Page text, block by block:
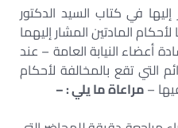
إليها في كتاب السيد الدكتور
المادتين المشار إليهما
أعضاء النيابة العامة – عند
التي تقع بالمخالفة لأحكام
–مراعاة ما يلي : –